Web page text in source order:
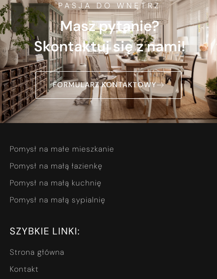
PASJA DO WNĘTRZ
Masz pytanie?
Skontaktuj się z nami!
FORMULARZ KONTAKTOWY
Pomysł na małe mieszkanie
Pomysł na małą łazienkę
Pomysł na małą kuchnię
Pomysł na małą sypialnię
SZYBKIE LINKI:
Strona główna
Kontakt